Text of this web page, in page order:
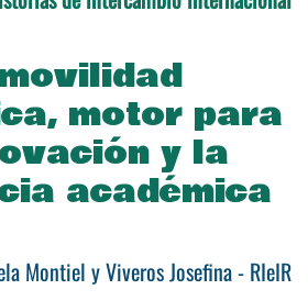
motor para
y la
académica
Montiel y Viveros Josefina - RIeIR